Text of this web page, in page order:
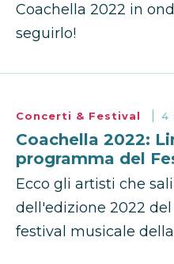
Coachella 2022 in
seguirlo!
Concerti & Festival 4
Coachella 2022:
programma del
Ecco gli artisti che
dell'edizione 2022
festival musicale